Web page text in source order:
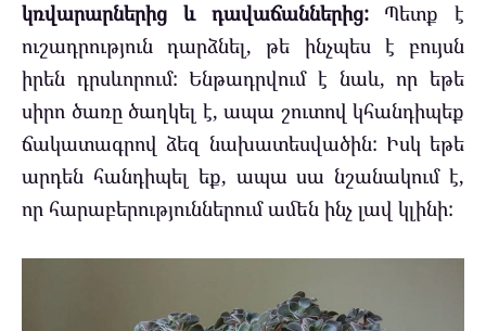
կռվարարներից և դավաճաններից:Պետք է
ուշադրություն դարձնել, թե ինչպես է բույսն
իրեն դրսևորում: Ենթադրվում է նաև, որ եթե
սիրո ծառը ծաղկել է, ապա շուտով կհանդիպեք
ճակատագրով ձեզ նախատեսվածին: Իսկ եթե
արդեն հանդիպել եք, ապա սա նշանակում է,
որ հարաբերություններում ամեն ինչ լավ կլինի: